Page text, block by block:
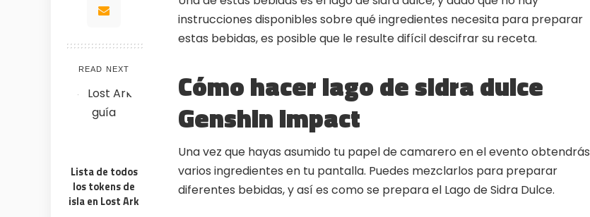
WHY JOIN THE CHANNEL?
ALL PERKS — ZERO NOISE • 100% FREE
100% FREE to join
No subscription, no credit card required —
ever
Tricks BEFORE website
Get exclusive codes and strategies before
anyone else
READ NEXT
Lista de todos
los tokens de
isla en Lost Ark
instrucciones disponibles sobre qué ingredientes necesita para preparar
estas bebidas, es posible que le resulte difícil descifrar su receta.
Cómo hacer lago de sidra dulce
Genshin Impact
Una vez que hayas asumido tu papel de camarero en el evento obtendrás
varios ingredientes en tu pantalla. Puedes mezclarlos para preparar
diferentes bebidas, y así es como se prepara el Lago de Sidra Dulce.